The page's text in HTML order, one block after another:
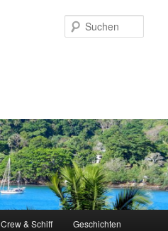
Crew & Schiff Geschichten